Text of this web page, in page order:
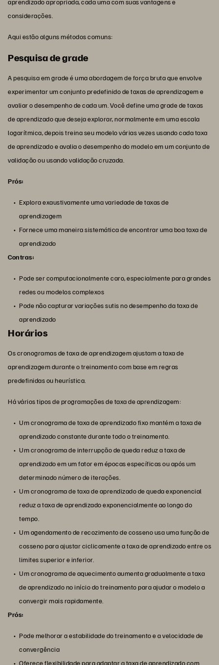
aprendizado apropriada, cada uma com suas vantagens e
considerações.
Aqui estão alguns métodos comuns:
Pesquisa de grade
A pesquisa em grade é uma abordagem de força bruta que envolve
experimentar um conjunto predefinido de taxas de aprendizagem e
avaliar o desempenho de cada um. Você define uma grade de taxas
de aprendizado que deseja explorar, normalmente em uma escala
logarítmica, depois treina seu modelo várias vezes usando cada taxa
de aprendizado e avalia o desempenho do modelo em um conjunto de
validação ou usando validação cruzada.
Prós:
Explora exaustivamente uma variedade de taxas de
aprendizagem
Fornece uma maneira sistemática de encontrar uma boa taxa de
aprendizado
Contras:
Pode ser computacionalmente caro, especialmente para grandes
redes ou modelos complexos
Pode não capturar variações sutis no desempenho da taxa de
aprendizado
Horários
Os cronogramas de taxa de aprendizagem ajustam a taxa de
aprendizagem durante o treinamento com base em regras
predefinidas ou heurística.
Há vários tipos de programações de taxa de aprendizagem:
Um cronograma de taxa de aprendizado fixo mantém a taxa de
aprendizado constante durante todo o treinamento.
Um cronograma de interrupção de queda reduz a taxa de
aprendizado em um fator em épocas específicas ou após um
determinado número de iterações.
Um cronograma de taxa de aprendizado de queda exponencial
reduz a taxa de aprendizado exponencialmente ao longo do
tempo.
Um agendamento de recozimento de cosseno usa uma função de
cosseno para ajustar ciclicamente a taxa de aprendizado entre os
limites superior e inferior.
Um cronograma de aquecimento aumenta gradualmente a taxa
de aprendizado no início do treinamento para ajudar o modelo a
convergir mais rapidamente.
Prós:
Pode melhorar a estabilidade do treinamento e a velocidade de
convergência
Oferece flexibilidade para adaptar a taxa de aprendizado com